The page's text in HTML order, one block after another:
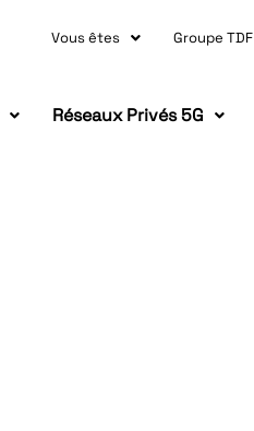
Vous êtes Groupe TDF
Réseaux Privés 5G